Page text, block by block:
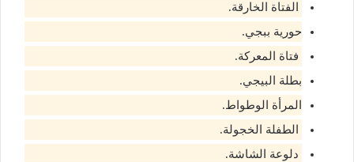
الفتاة الخارقة.
حورية ببجي.
فتاة المعركة.
بطلة البيجي.
المرأة الوطواط.
الطفلة الخجولة.
دلوعة الشاشة.